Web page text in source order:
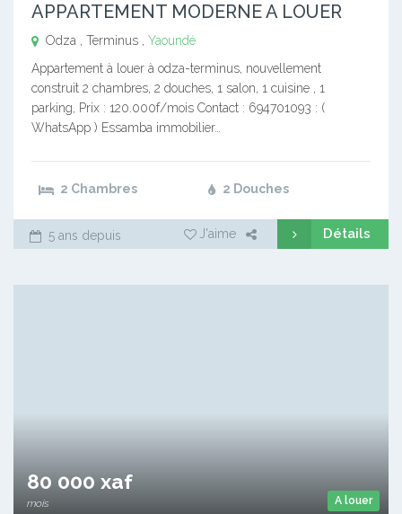
APPARTEMENT MODERNE A LOUER
Odza , Terminus , Yaoundé
Appartement à louer à odza-terminus, nouvellement
construit 2 chambres, 2 douches, 1 salon, 1 cuisine , 1
parking, Prix : 120.000f/mois Contact : 694701093 : (
WhatsApp ) Essamba immobilier…
2 Chambres 2 Douches
5 ans depuis J'aime Détails
A louer
80 000 xaf
mois